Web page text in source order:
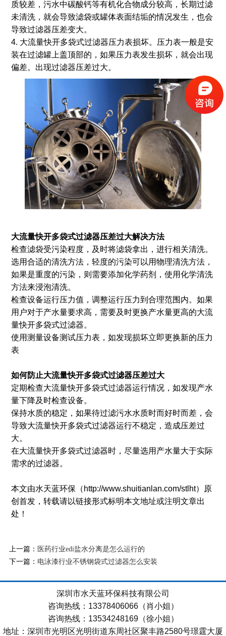
质较差，污水中碳酸钙等有机化合物成分较高，长期过滤
未清洗，就会导致滤袋或罐体表面结垢的情况发生，也会
导致过滤器压差变大。
4. 大流量快开多袋式过滤器压力表损坏。压力表一般是安
装在过滤罐上盖顶部的，如果压力表发生损坏，就会出现
偏差。出现过滤器压差过大。
大流量快开多袋式过滤器压差过大解决方法
检查滤袋受污染程度，及时将滤袋拿出，进行相关清洗。
选用合适的清洗方法，轻度的污染可以用物理清洗方法，
如果是重度的污染，则需要添加化学药剂，使用化学清洗
方法来浸泡清洗。
检查设备运行压力值，调整运行压力到合理范围内。如果
用户对于产水量要求高，需要及时更换产水量更高的大流
量快开多袋式过滤器。
使用测量设备测试压力表，如发现损坏立即更换新的压力
表
如何防止大流量快开多袋式过滤器压差过大
定期检查大流量快开多袋式过滤器运行情况，如发现产水
量下降及时检查设备。
保持水质的稳定，如果待过滤污水水质时而好时而差，会
导致大流量快开多袋式过滤器运行不稳定，造成压差过
大。
在大流量快开多袋式过滤器时，尽量选用产水量大于实际
需求的过滤器。
本文由水天蓝环保（http://www.shuitianlan.com/stlht）原
创首发，转载请以链接形式标明本文地址或注明文章出
处！
上一篇： 医药行业edi盐水分离是怎么运行的
下一篇： 电泳漆行业不锈钢袋式过滤器怎么安装
深圳市水天蓝环保科技有限公司
咨询热线：13378406066（肖小姐）
咨询热线：13534248169（徐小姐）
地址：深圳市光明区光明街道东周社区聚丰路2580号璟霆大厦